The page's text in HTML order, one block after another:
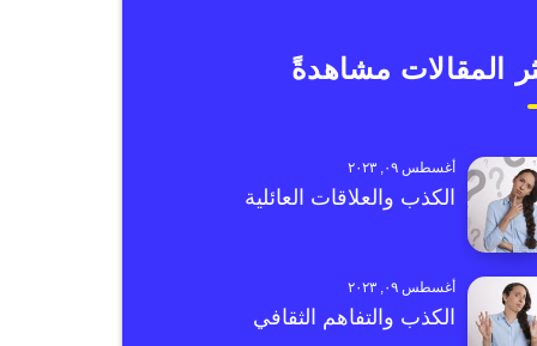
المقالات مشاهدةً
أغسطس ٠٩, ٢٠٢٣
الكذب والعلاقات العائلية
أغسطس ٠٩, ٢٠٢٣
الكذب والتفاهم الثقافي